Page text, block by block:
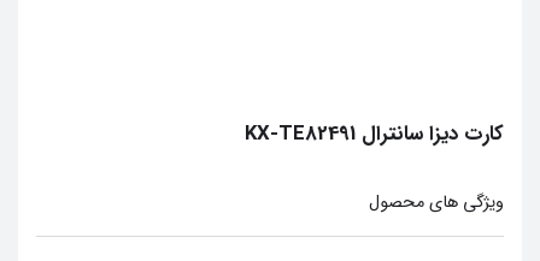
کارت دیزا سانترال KX-TE82491
ويژگي هاي محصول